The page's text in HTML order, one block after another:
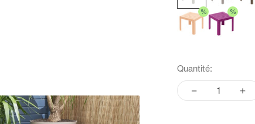
Sorbet melon
%Fushia%
Quantité: